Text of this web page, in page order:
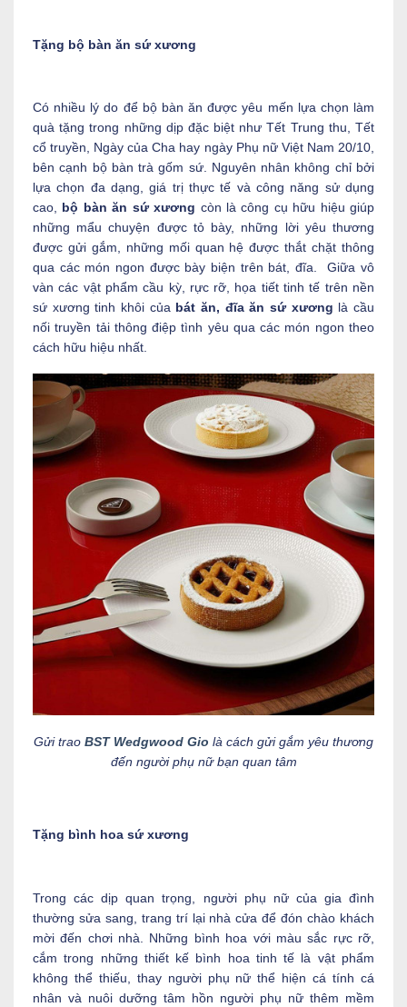
Tặng bộ bàn ăn sứ xương
Có nhiều lý do để bộ bàn ăn được yêu mến lựa chọn làm
quà tặng trong những dịp đặc biệt như Tết Trung thu, Tết
cổ truyền, Ngày của Cha hay ngày Phụ nữ Việt Nam 20/10,
bên cạnh bộ bàn trà gốm sứ. Nguyên nhân không chỉ bởi
lựa chọn đa dạng, giá trị thực tế và công năng sử dụng
cao, bộ bàn ăn sứ xương còn là công cụ hữu hiệu giúp
những mẩu chuyện được tỏ bày, những lời yêu thương
được gửi gắm, những mối quan hệ được thắt chặt thông
qua các món ngon được bày biện trên bát, đĩa. Giữa vô
vàn các vật phẩm cầu kỳ, rực rỡ, họa tiết tinh tế trên nền
sứ xương tinh khôi của bát ăn, đĩa ăn sứ xương là cầu
nối truyền tải thông điệp tình yêu qua các món ngon theo
cách hữu hiệu nhất.
Gửi trao BST Wedgwood Gio là cách gửi gắm yêu thương
đến người phụ nữ bạn quan tâm
Tặng bình hoa sứ xương
Trong các dịp quan trọng, người phụ nữ của gia đình
thường sửa sang, trang trí lại nhà cửa để đón chào khách
mời đến chơi nhà. Những bình hoa với màu sắc rực rỡ,
cắm trong những thiết kế bình hoa tinh tế là vật phẩm
không thể thiếu, thay người phụ nữ thể hiện cá tính cá
nhân và nuôi dưỡng tâm hồn người phụ nữ thêm mềm